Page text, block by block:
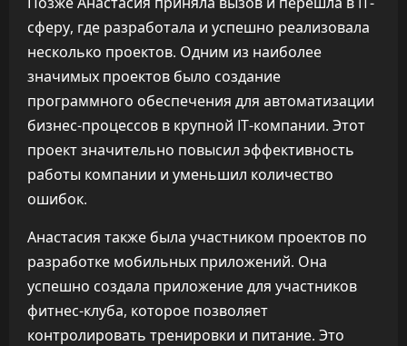
сферу, где разработала и успешно реализовала
несколько проектов. Одним из наиболее
значимых проектов было создание
программного обеспечения для автоматизации
бизнес-процессов в крупной IT-компании. Этот
проект значительно повысил эффективность
работы компании и уменьшил количество
ошибок.
Анастасия также была участником проектов по
разработке мобильных приложений. Она
успешно создала приложение для участников
фитнес-клуба, которое позволяет
контролировать тренировки и питание. Это